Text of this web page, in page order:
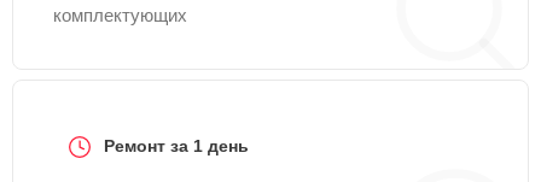
комплектующих
Ремонт за 1 день